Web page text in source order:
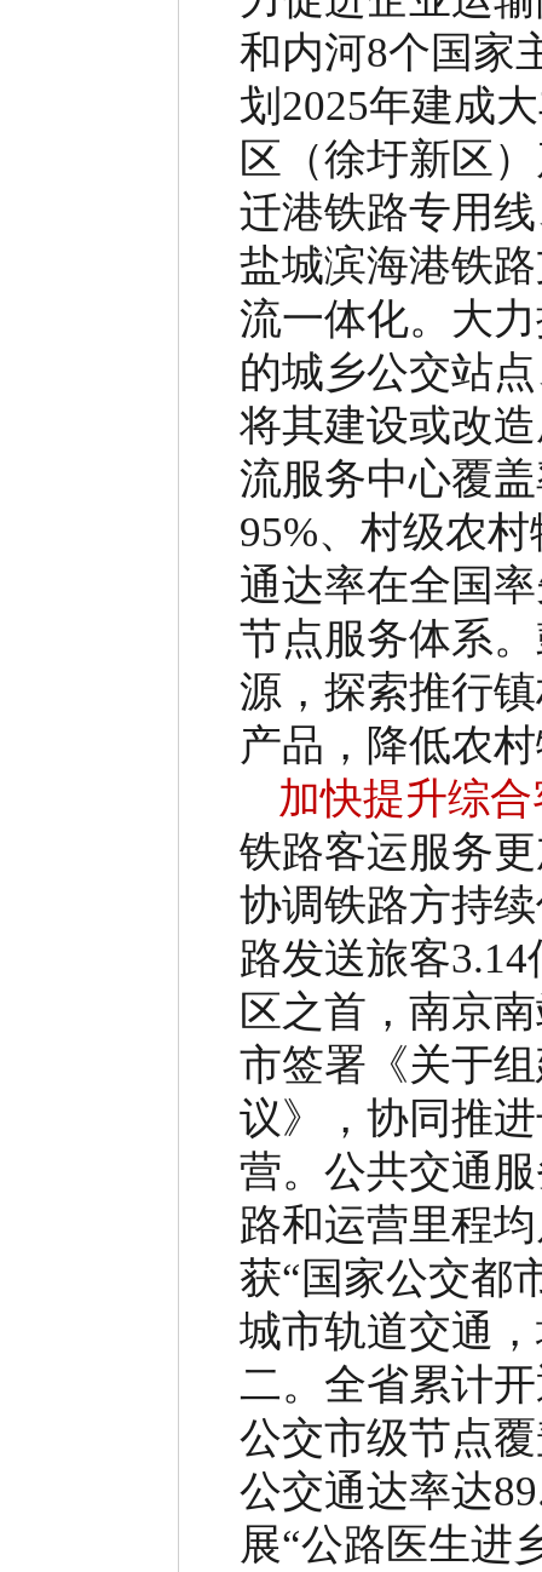
和内河8个国家
划 2025年建成
区（徐圩新区
迁港铁路专用
盐城滨海港铁
流一体化。 大
的城乡公交站
将其建设或改
流服务中心覆
95%、村级农
通达率在全国
节点服务体系
源，探索推行
产品，降低农
加快提升综
铁路客运服务
协调铁路方持
路发送旅客3.14
区之首，南京
市签署《关于
议》，协同推
营。 公共交通
路和运营里程
获“国家公交都
城市轨道交通
二。全省累计
公交市级节点
公交通达率达
展“公路医生进